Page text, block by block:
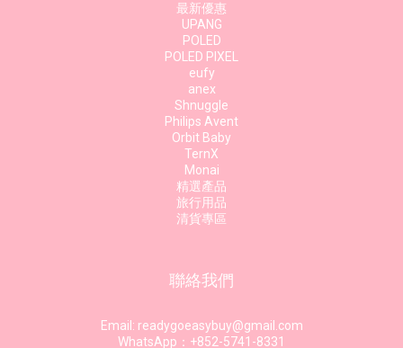
最新優惠
UPANG
POLED
POLED PIXEL
eufy
anex
Shnuggle
Philips Avent
Orbit Baby
TernX
Monai
精選產品
旅行用品
清貨專區
聯絡我們
Email: readygoeasybuy@gmail.com
WhatsApp：+852-5741-8331